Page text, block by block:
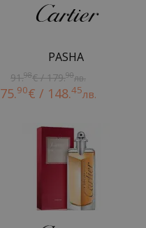
PASHA
91.98€ / 179.90лв.
75.90€ / 148.45лв.